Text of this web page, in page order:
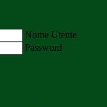
Nome Utente
Password